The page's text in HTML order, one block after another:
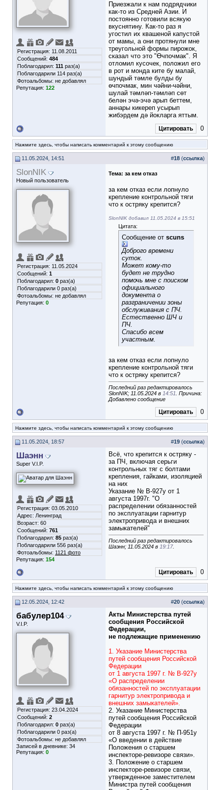
Регистрация: 11.08.2011
Сообщений: 484
Поблагодарил: 111 раз(а)
Поблагодарили 114 раз(а)
Фотоальбомы: не добавлял
Репутация: 122
Приезжали к нам подрядчики
как-то из Средней Азии. И
постоянно готовили всякую
вкуснятину. Как-то раз я
угостил их квашеной капустой
от мамы, а они протянули мне
треугольной формы пирожок,
сказал что это "Өчпочмак". Я
отломил кусочек, положил его
в рот и монда ките бу малай,
шундый тәмле булды бу
өчпочмак, мин чәйни-чәйни,
шулай тәмләп-тәмләп сөт
белән эчә-эчә арып беттем,
аннары кикереп усырып
жибэрдем дә йокларга яттым.
Цитировать 0
Нажмите здесь, чтобы написать комментарий к этому сообщению
11.05.2024, 14:51 #18 (ссылка)
SlonNIK
Новый пользователь
Регистрация: 11.05.2024
Сообщений: 1
Поблагодарил: 0 раз(а)
Поблагодарили 0 раз(а)
Фотоальбомы: не добавлял
Репутация: 0
Тема: за кем отказ
за кем отказ если лопнуло
крепление контрольной тяги
что к остряку крепится?
SlonNIK добавил 11.05.2024 в 15:51
Цитата:
Сообщение от scuns
Доброго времени
суток.
Может кому-то
будет не трудно
помочь мне с поиском
официального
документа о
разграничении зоны
обслуживания с ПЧ.
Естественно ШЧ и
ПЧ.
Спасибо всем
участным.
за кем отказ если лопнуло
крепление контрольной тяги
что к остряку крепится?
Последний раз редактировалось
SlonNIK; 11.05.2024 в 14:51 . Причина:
Добавлено сообщение
Цитировать 0
Нажмите здесь, чтобы написать комментарий к этому сообщению
11.05.2024, 18:57 #19 (ссылка)
Шаэнн
Super V.I.P.
Регистрация: 03.05.2010
Адрес: Ленинград
Возраст: 60
Сообщений: 761
Поблагодарил: 85 раз(а)
Поблагодарили 556 раз(а)
Фотоальбомы: 1121 фото
Репутация: 154
Всё, что крепится к остряку -
за ПЧ, включая серьги
контрольных тяг с болтами
крепления, гайками, изоляцией
на них
Указание № В-927у от 1
августа 1997г. "О
распределении обязанностей
по эксплуатации гарнитур
электропривода и внешних
замыкателей"
Последний раз редактировалось
Шаэнн; 11.05.2024 в 19:17.
Цитировать 0
Нажмите здесь, чтобы написать комментарий к этому сообщению
12.05.2024, 12:42 #20 (ссылка)
бабулер104
V.I.P.
Регистрация: 23.04.2024
Сообщений: 2
Поблагодарил: 0 раз(а)
Поблагодарили 0 раз(а)
Фотоальбомы: не добавлял
Записей в дневнике: 34
Репутация: 0
Акты Министерства путей
сообщения Российской
Федерации,
не подлежащие применению
1. Указание Министерства
путей сообщения Российской
Федерации
от 1 августа 1997 г. № В-927у
«О распределении
обязанностей по эксплуатации
гарнитур электропривода и
внешних замыкателей».
2. Указание Министерства
путей сообщения Российской
Федерации
от 8 августа 1997 г. № П-951у
«О введении в действие
Положения о старшем
инспекторе-ревизоре связи».
3. Положение о старшем
инспекторе-ревизоре связи,
утвержденное заместителем
Министра путей сообщения